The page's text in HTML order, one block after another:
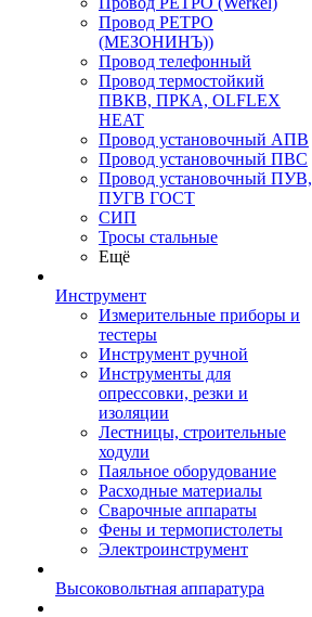
Провод РЕТРО
(МЕЗОНИНЪ))
Провод телефонный
Провод термостойкий
ПВКВ, ПРКА, OLFLEX
HEAT
Провод установочный АПВ
Провод установочный ПВС
Провод установочный ПУВ,
ПУГВ ГОСТ
СИП
Тросы стальные
Ещё
Инструмент
Измерительные приборы и
тестеры
Инструмент ручной
Инструменты для
опрессовки, резки и
изоляции
Лестницы, строительные
ходули
Паяльное оборудование
Расходные материалы
Сварочные аппараты
Фены и термопистолеты
Электроинструмент
Высоковольтная аппаратура